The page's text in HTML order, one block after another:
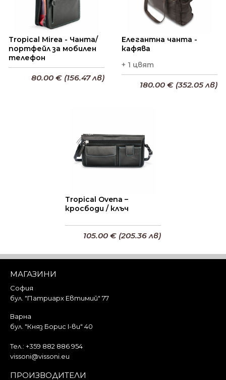
Tropical Mirea - Чанта/
портфейл за мобилен
телефон
80.00 € (156.47 лв)
Елегантна чанта -
кафява
+ 1 цвят
180.00 € (352.05 лв)
Tropical Ovena –
кросбоди / клъч
105.00 € (205.36 лв)
МАГАЗИНИ
София
бул. "Патриарх Евтимий" 77
Варна
бул. "Княз Борис I-ви" 40
Тел.: +359 882 886 954
vissoni@vissoni.eu
ПРОИЗВОДИТЕЛИ